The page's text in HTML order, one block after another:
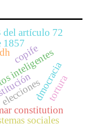
inteligentes
elecciones
copife
constitution
del artículo 72
1857
sociales
dmocracia
tortura